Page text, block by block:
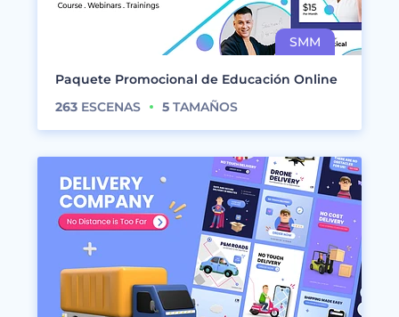
Paquete Promocional de Educación Online
263 ESCENAS 5 TAMAÑOS